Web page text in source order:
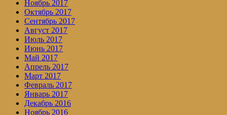
Ноябрь 2017
Октябрь 2017
Сентябрь 2017
Август 2017
Июль 2017
Июнь 2017
Май 2017
Апрель 2017
Март 2017
Февраль 2017
Январь 2017
Декабрь 2016
Ноябрь 2016